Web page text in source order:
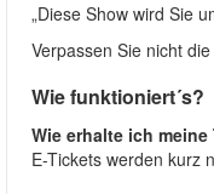
„Diese Show wird Sie
Verpassen Sie nicht
Wie funktioniert´s?
Wie erhalte ich
E-Tickets werden kurz